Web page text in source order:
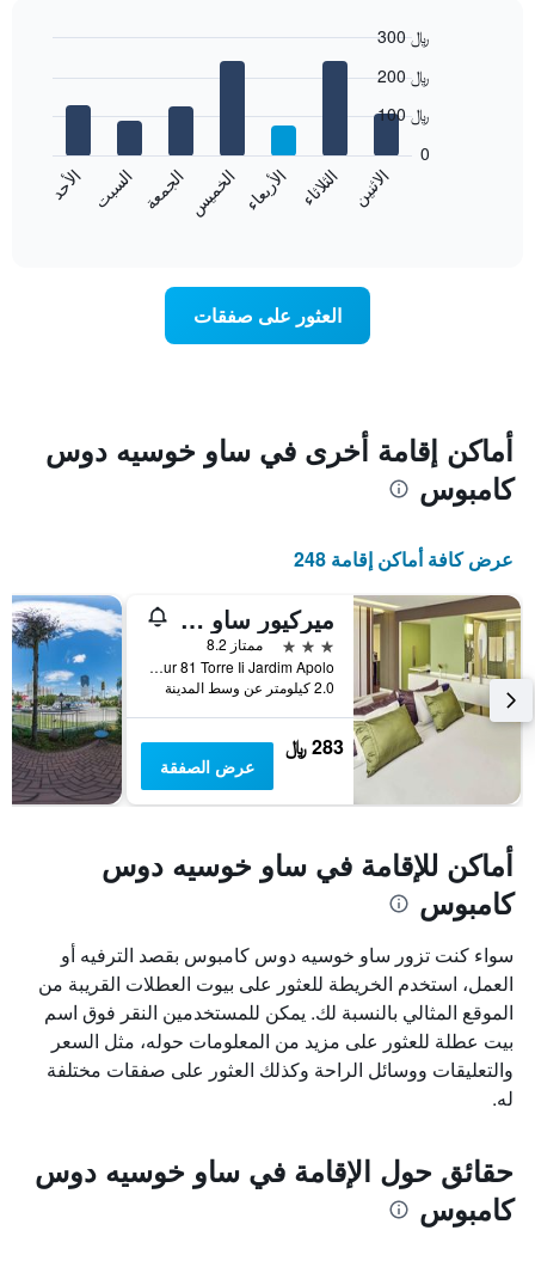
المخطط
1
X
يعرض
أيام
الأسبوع.
يتضمن
المخطط
التالي
1
محور
متوسط
الاثنين الثلاثاء الأربعاء الخميسالجمعة السبت الأحد
0
100 ﷼
200 ﷼
300 ﷼
العثور على صفقات
أماكن إقامة أخرى في ساو خوسيه دوس
كامبوس
عرض كافة أماكن إقامة 248
ميركيور ساو خوسيه دوس كومبوس هوتل
3 نجوم
ممتاز 8.2
Avenida Dr Jorge Zarur 81 Torre Ii Jardim Apolo, ساو خوسيه دوس كامبوس, البرازيل
2.0 كيلومتر عن وسط المدينة
283 ﷼
عرض الصفقة
أماكن للإقامة في ساو خوسيه دوس
كامبوس
سواء كنت تزور ساو خوسيه دوس كامبوس بقصد الترفيه أو
العمل، استخدم الخريطة للعثور على بيوت العطلات القريبة من
الموقع المثالي بالنسبة لك. يمكن للمستخدمين النقر فوق اسم
بيت عطلة للعثور على مزيد من المعلومات حوله، مثل السعر
والتعليقات ووسائل الراحة وكذلك العثور على صفقات مختلفة
له.
حقائق حول الإقامة في ساو خوسيه دوس
كامبوس